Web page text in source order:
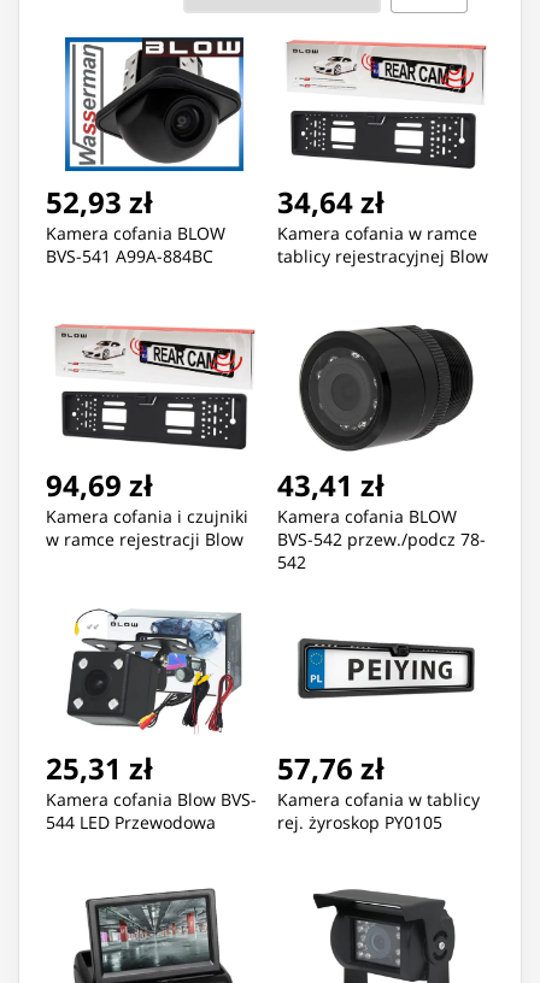
52,93 zł
Kamera cofania BLOW
BVS-541 A99A-884BC
34,64 zł
Kamera cofania w ramce
tablicy rejestracyjnej Blow
94,69 zł
Kamera cofania i czujniki
w ramce rejestracji Blow
43,41 zł
Kamera cofania BLOW
BVS-542 przew./podcz 78-
542
25,31 zł
Kamera cofania Blow BVS-
544 LED Przewodowa
57,76 zł
Kamera cofania w tablicy
rej. żyroskop PY0105